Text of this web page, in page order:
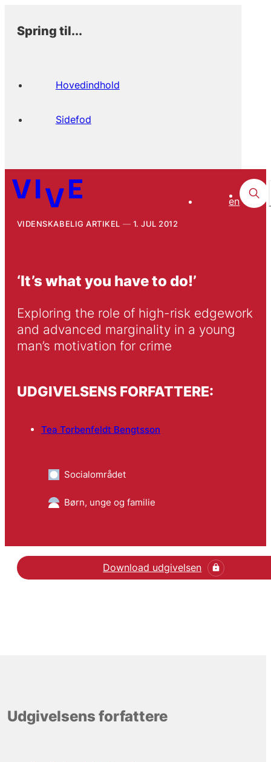
Spring til...
Hovedindhold
Sidefod
en
VIDENSKABELIG ARTIKEL 1. JUL 2012
‘It’s what you have to do!’
Exploring the role of high-risk edgework
and advanced marginality in a young
man’s motivation for crime
UDGIVELSENS FORFATTERE:
Tea Torbenfeldt Bengtsson
Socialområdet
Børn, unge og familie
Download udgivelsen
Udgivelsens forfattere